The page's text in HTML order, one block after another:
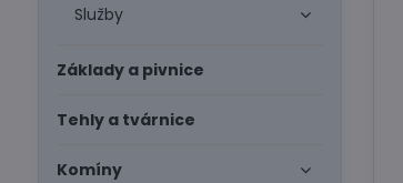
Služby
Základy a pivnice
Tehly a tvárnice
Komíny